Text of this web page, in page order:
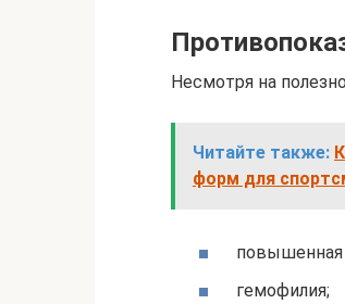
Несмотря на
Читайте также:
форм для
гемофилия;